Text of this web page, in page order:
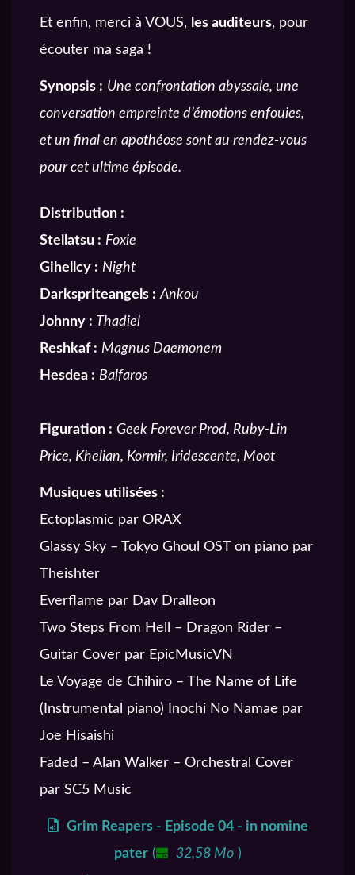
Et enfin, merci à VOUS, les auditeurs, pour
écouter ma saga !
Synopsis : Une confrontation abyssale, une
conversation empreinte d’émotions enfouies,
et un final en apothéose sont au rendez-vous
pour cet ultime épisode.
Distribution :
Stellatsu : Foxie
Gihellcy : Night
Darkspriteangels : Ankou
Johnny : Thadiel
Reshkaf : Magnus Daemonem
Hesdea : Balfaros
Figuration : Geek Forever Prod, Ruby-Lin
Price, Khelian, Kormir, Iridescente, Moot
Musiques utilisées :
Ectoplasmic par ORAX
Glassy Sky – Tokyo Ghoul OST on piano par
Theishter
Everflame par Dav Dralleon
Two Steps From Hell – Dragon Rider –
Guitar Cover par EpicMusicVN
Le Voyage de Chihiro – The Name of Life
(Instrumental piano) Inochi No Namae par
Joe Hisaishi
Faded – Alan Walker – Orchestral Cover
par SC5 Music
Grim Reapers - Episode 04 - in nomine
pater( 32,58 Mo )